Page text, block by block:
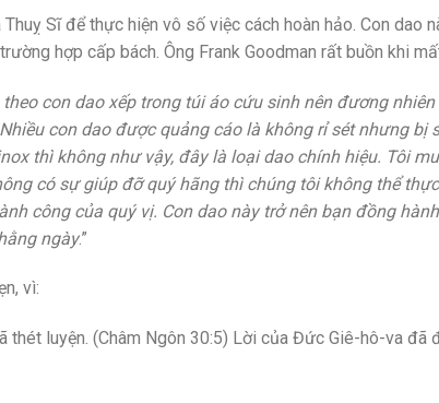
Sĩ để thực hiện vô số việc cách hoàn hảo. Con dao
hợp cấp bách. Ông Frank Goodman rất buồn khi
con dao xếp trong túi áo cứu sinh nên đương
con dao được quảng cáo là không rỉ sét nhưng bị
thì không như vậy, đây là loại dao chính hiệu. Tôi
có sự giúp đỡ quý hãng thì chúng tôi không thể
công của quý vị. Con dao này trở nên bạn đồng
ngày.”
vì:
thét luyện. (Châm Ngôn 30:5) Lời của Đức Giê-hô-va đã